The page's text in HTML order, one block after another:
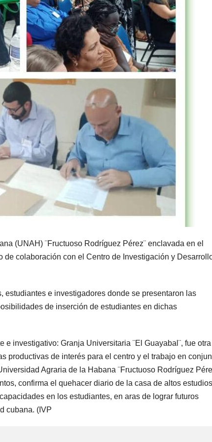
(UNAH) ¨Fructuoso Rodríguez Pérez¨ enclavada en el
de colaboración con el Centro de Investigación y
estudiantes e investigadores donde se presentaron las
de inserción de estudiantes en dichas
investigativo: Granja Universitaria ¨El Guayabal¨, fue
productivas de interés para el centro y el trabajo en
Agraria de la Habana ¨Fructuoso Rodríguez
confirma el quehacer diario de la casa de altos
en los estudiantes, en aras de lograr futuros
cubana. (IVP